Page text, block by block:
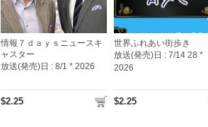
情報７ｄａｙｓニュースキ
ャスター
放送(発売)日 : 8/1 * 2026
$2.25
世界ふれあい街歩き
放送(発売)日 : 7/14 28 *
2026
$2.25